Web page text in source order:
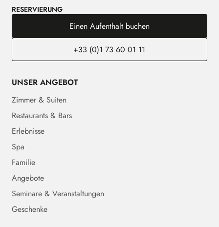
RESERVIERUNG
Einen Aufenthalt buchen
+33 (0)1 73 60 01 11
UNSER ANGEBOT
Zimmer & Suiten
Restaurants & Bars
Erlebnisse
Spa
Familie
Angebote
Seminare & Veranstaltungen
Geschenke